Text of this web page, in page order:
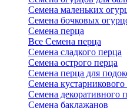
Семена маленьких
Семена бочковых
Семена перца
Все Семена перца
Семена сладкого перца
Семена острого перца
Семена перца для
Семена кустарникового
Семена декоративного
Семена баклажанов